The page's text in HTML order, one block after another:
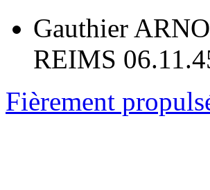
Gauthier
REIMS
Fièrement